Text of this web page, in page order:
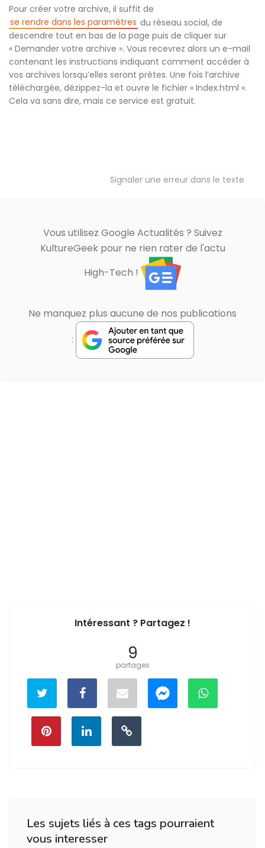
Pour créer votre archive, il suffit de
se rendre dans les paramètres du réseau social, de
descendre tout en bas de la page puis de cliquer sur
« Demander votre archive ». Vous recevrez alors un e-mail
contenant les instructions indiquant comment accéder à
vos archives lorsqu’elles seront prêtes. Une fois l’archive
téléchargée, dézippez-la et ouvre le fichier « Index.html ».
Cela va sans dire, mais ce service est gratuit.
Signaler une erreur dans le texte
Vous utilisez Google Actualités ? Suivez
KultureGeek pour ne rien rater de l'actu
High-Tech !
Ne manquez plus aucune de nos publications
:
Intéressant ? Partagez !
9
partages
Les sujets liés à ces tags pourraient
vous interesser